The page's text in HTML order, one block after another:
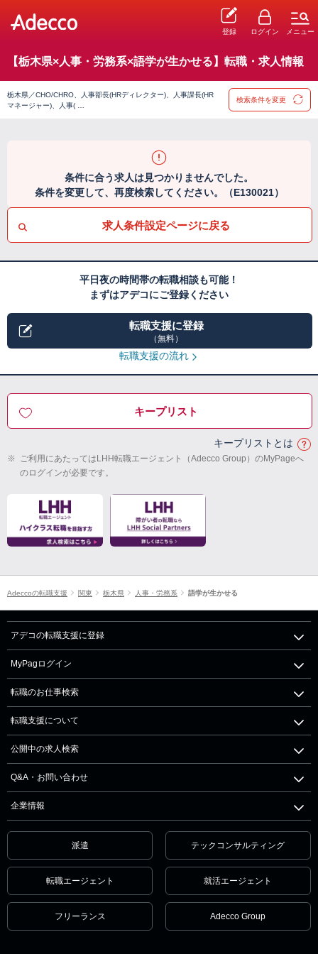
登録 ログイン メニュー
【栃木県×人事・労務系×語学が生かせる】転職・求人情報
栃木県／CHO/CHRO、人事部長(HRディレクター)、人事課長(HR
マネージャー)、人事( …
検索条件を変更
条件に合う求人は見つかりませんでした。
条件を変更して、再度検索してください。（E130021）
求人条件設定ページに戻る
平日夜の時間帯の転職相談も可能！
まずはアデコにご登録ください
転職支援に登録
（無料）
転職支援の流れ
キープリスト
キープリストとは
※ ご利用にあたってはLHH転職エージェント（Adecco Group）のMyPageへ
のログインが必要です。
Adeccoの転職支援 関東 栃木県 人事・労務系 語学が生かせる
アデコの転職支援に登録
MyPagログイン
転職のお仕事検索
転職支援について
公開中の求人検索
Q&A・お問い合わせ
企業情報
派遣 テックコンサルティング
転職エージェント 就活エージェント
フリーランス Adecco Group